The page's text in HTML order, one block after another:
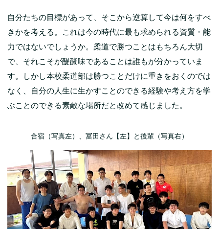
自分たちの目標があって、そこから逆算して今は何をすべ
きかを考える。これは今の時代に最も求められる資質・能
力ではないでしょうか。柔道で勝つことはもちろん大切
で、それこそが醍醐味であることは誰もが分かっていま
す。しかし本校柔道部は勝つことだけに重きをおくのでは
なく、自分の人生に生かすことのできる経験や考え方を学
ぶことのできる素敵な場所だと改めて感じました。
合宿（写真左）、冨田さん【左】と後輩（写真右）